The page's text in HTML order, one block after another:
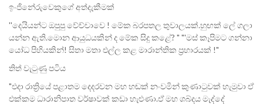
ඉංජිනේරුවෙකුගේ අත්දැකීමක්
''දෙයියන්ට ඔපුපු වේච්චාවෙ ! මේක බරපතල තුවාලයක්.හුඟක් ලේ ගලා
යන්න ඇති.මොන ආයුධයකින් ද මේක සිදු කළේ? " "'මස් කෑපිමට ගන්නා
යෝධ පිහියකින්! සිතා මතා එල්ල කළ මාරාන්තික ප්‍රහාරයක් !"
තිත් වැටුණු පටිය
"එදා රාත්‍රියේ පළාතම දෙදරවන මහ හඬක් නංවමින් කුණාටුවක් හැමුවා ඒ
එක්කම ධාරානිපාත වර්ෂාවක් කඩා හැළුණා.ඒ මහ ශබ්දය මැද්දේ